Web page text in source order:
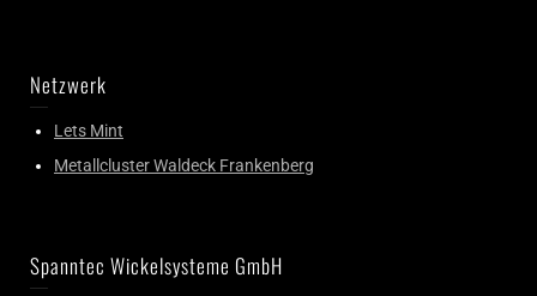
Netzwerk
Lets Mint
Metallcluster Waldeck Frankenberg
Spanntec Wickelsysteme GmbH